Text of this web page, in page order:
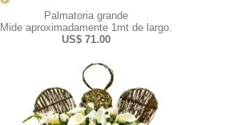
Palmatoria grande
Mide aproximadamente 1mt de largo.
US$ 71.00